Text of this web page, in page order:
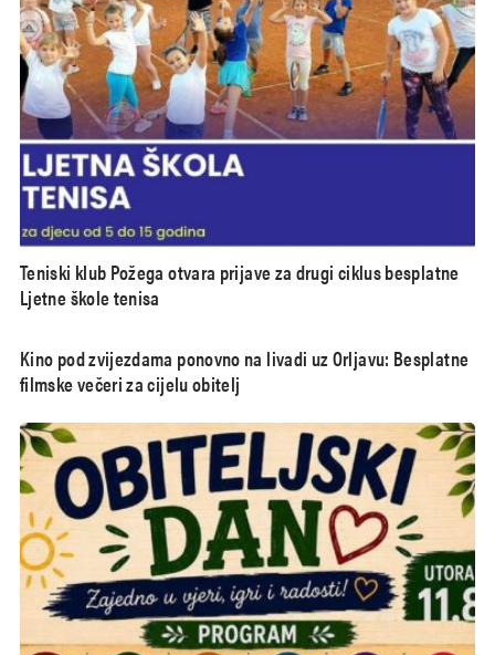
Teniski klub Požega otvara prijave za drugi ciklus besplatne
Ljetne škole tenisa
Kino pod zvijezdama ponovno na livadi uz Orljavu: Besplatne
filmske večeri za cijelu obitelj